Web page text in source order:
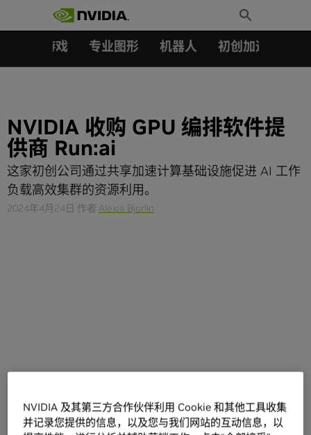
Toggle
Search
游戏 专业图形 机器人 初创加速会员成
NVIDIA 收购 GPU 编排软件提
供商 Run:ai
这家初创公司通过共享加速计算基础设施促进 AI 工作
负载高效集群的资源利用。
2024年4月24日 作者 Alexis Bjorlin
NVIDIA 及其第三方合作伙伴利用 Cookie 和其他工具收集
并记录您提供的信息，以及您与我们网站的互动信息，以